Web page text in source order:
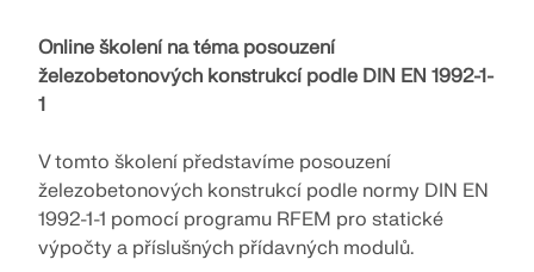
RWIND 3
Více informací
SPOJTE SE S PODPOROU
PROHLÉDNĚTE SI AKTUÁLNÍ NABÍDKY PRÁCE
Online školení na téma posouzení
železobetonových konstrukcí podle DIN EN 1992-1-
1
V tomto školení představíme posouzení
železobetonových konstrukcí podle normy DIN EN
1992-1-1 pomocí programu RFEM pro statické
výpočty a příslušných přídavných modulů.